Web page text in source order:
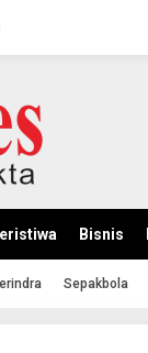
Bisnis
Sepakbola